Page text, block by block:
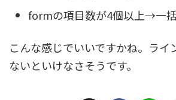
formの項目数が4個以上→一
こんな感じでいいですかね。ライ
ないといけなさそうです。